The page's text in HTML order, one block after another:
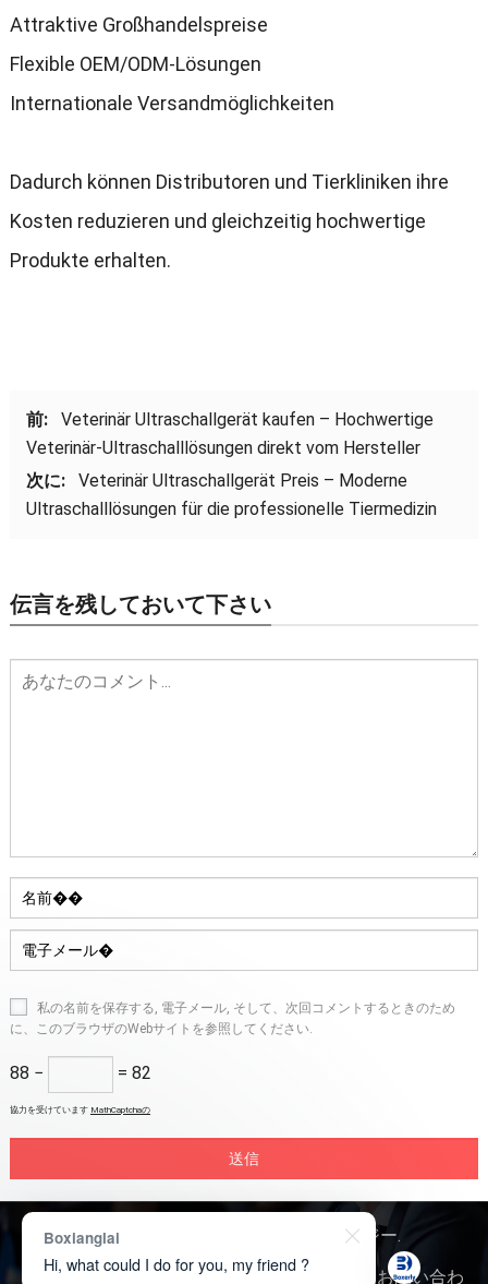
Attraktive Großhandelspreise
Flexible OEM/ODM-Lösungen
Internationale Versandmöglichkeiten
Dadurch können Distributoren und Tierkliniken ihre
Kosten reduzieren und gleichzeitig hochwertige
Produkte erhalten.
前:
Veterinär Ultraschallgerät kaufen – Hochwertige
Veterinär-Ultraschalllösungen direkt vom Hersteller
次に:
Veterinär Ultraschallgerät Preis – Moderne
Ultraschalllösungen für die professionelle Tiermedizin
伝言を残しておいて下さい
私の名前を保存する, 電子メール, そして、次回コメントするときのため
に、このブラウザのWebサイトを参照してください.
88 − = 82
協力を受けています MathCaptchaの
著作権 © 2026 ボクサリーテクノロジー.
我々について
お 問い合わせ 製品に関するお問い合わ
Boxianglai
Hi, what could I do for you, my friend ?